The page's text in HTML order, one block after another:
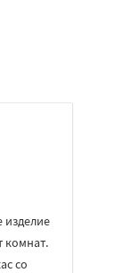
изделие
комнат.
со